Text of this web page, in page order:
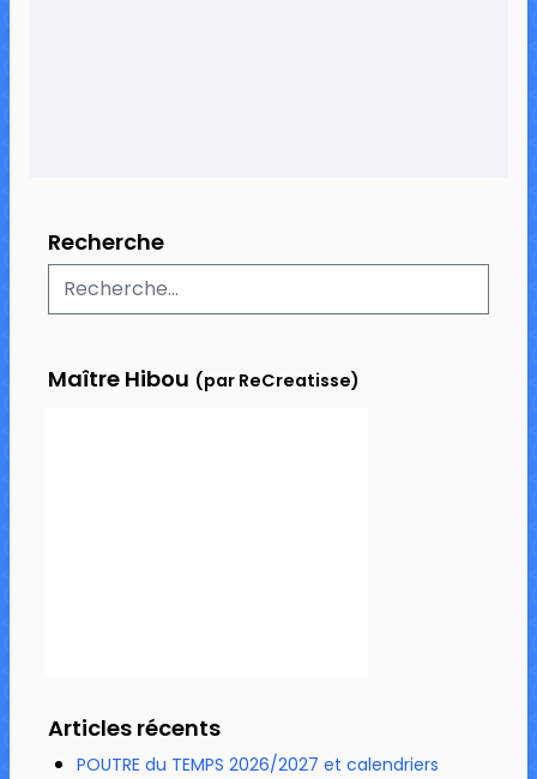
Recherche
Maître Hibou (par ReCreatisse)
Articles récents
POUTRE du TEMPS 2026/2027 et calendriers